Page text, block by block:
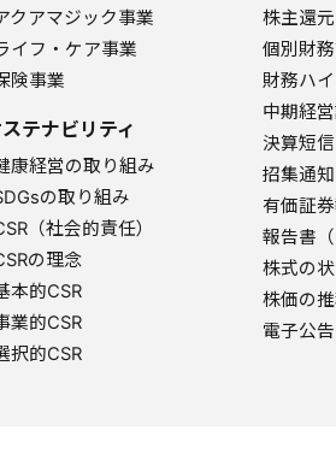
クアマジック事業
イフ・ケア事業
険事業
テナビリティ
康経営の取り組み
の取り組み
（社会的責任）
の理念
本的CSR
業的CSR
択的CSR
株主還元
個別財
財務ハ
中期経
決算短信
招集通
有価証
報告書
株式の
株価の
電子公告